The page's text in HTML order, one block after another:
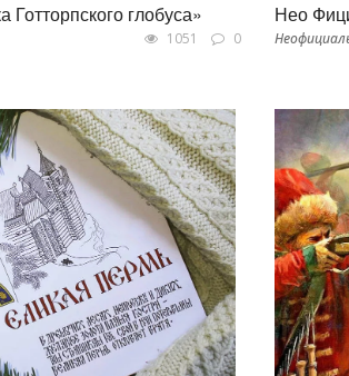
Готторпского глобуса»
1051 0
Нео